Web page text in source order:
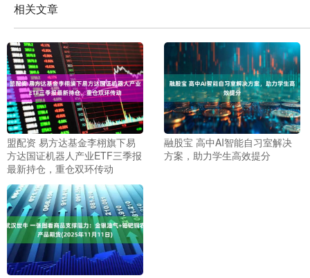
相关文章
盟配资 易方达基金李栩旗下易
方达国证机器人产业ETF三季报
最新持仓，重仓双环传动
融股宝 高中AI智能自习室解决
方案，助力学生高效提分